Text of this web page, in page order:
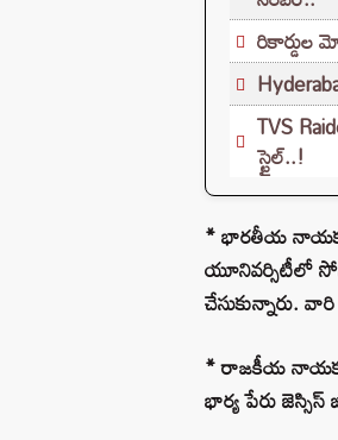
రికార్డుల
TVS
స్టైల్..!
* భారతీయ
యూనివర్సిటీలో
చేసుకున్నారు.
* రాజకీయ
భార్య పేరు